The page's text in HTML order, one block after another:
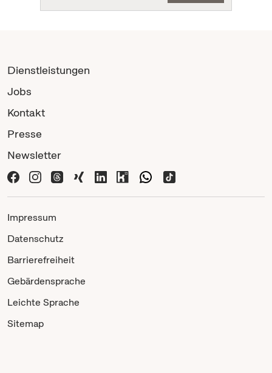
Dienstleistungen
Jobs
Kontakt
Presse
Newsletter
Impressum
Datenschutz
Barrierefreiheit
Gebärdensprache
Leichte Sprache
Sitemap